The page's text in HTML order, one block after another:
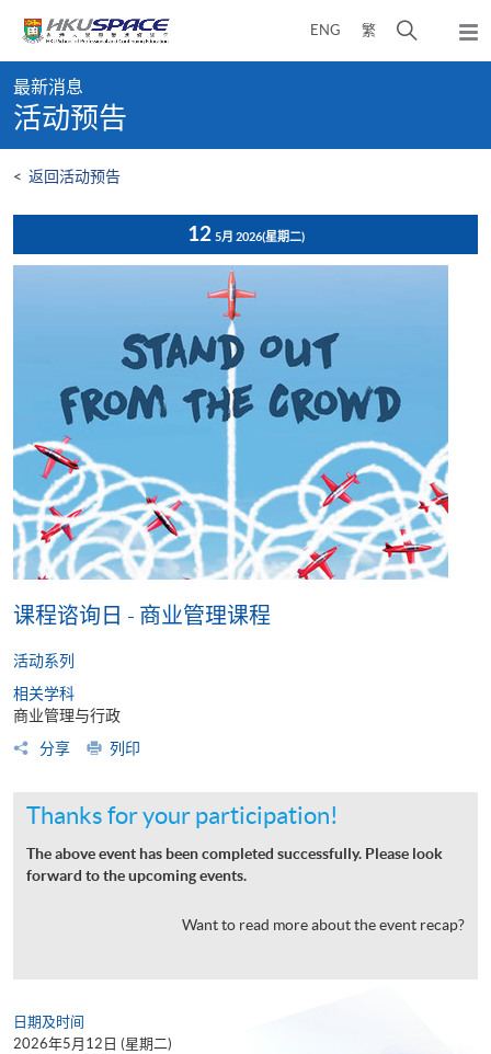
content
ENG 繁
开
弹
出
content
start
最新消息
活动预告
< 返回活动预告
12 5月 2026(星期二)
课程谘询日 - 商业管理课程
活动系列
相关学科
商业管理与行政
分享
列印
Thanks for your participation!
The above event has been completed successfully. Please look
forward to the upcoming events.
Want to read more about the event recap?
日期及时间
2026年5月12日 (星期二)